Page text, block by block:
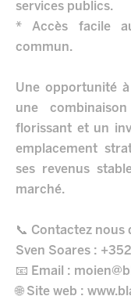
services publics.
* Accès facile
commun.
Une opportunité
une
florissant et un
emplacement
ses revenus
marché.
📞 Contactez nous
Sven Soares :
📧 Email :
🌐 Site web :